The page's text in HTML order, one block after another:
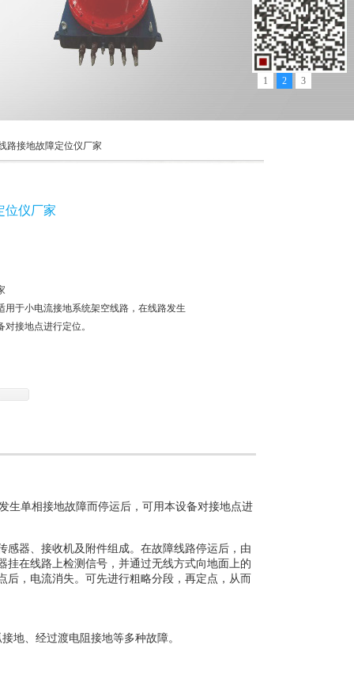
1 2 3
路接地故障定位仪厂家
位仪厂家
用于小电流接地系统架空线路，在线路发生
接地点进行定位。
生单相接地故障而停运后， 可用本设备对接地点进
感器、接收机及附件组成。在故障线路停运后，由
挂在线路上检测信号，并通过无线方式向地面上的
，电流消失。可先进行粗略分段，再定点，从而
接地、经过渡电阻接地等多种故障。